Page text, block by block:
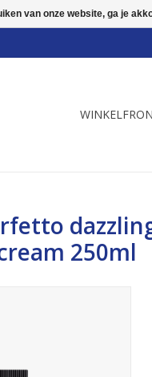
250ml
van onze website, ga je